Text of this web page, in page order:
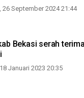
26 September 2024 21:44
Bekasi serah
Januari 2023 20:35